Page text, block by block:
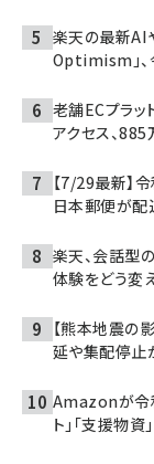
楽天の最新AI
Optimism」、
老舗ECプラッ
アクセス、
【7/29最新】
日本郵便が配
楽天、会話型
体験をどう変
【熊本地震の
延や集配停止
Amazonが令
ト」「支援物